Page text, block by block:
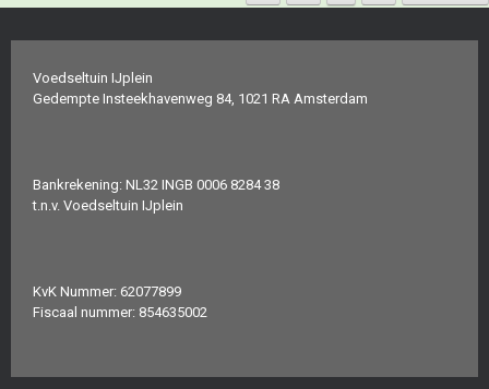
Voedseltuin IJplein
Gedempte Insteekhavenweg 84, 1021 RA Amsterdam
Bankrekening: NL32 INGB 0006 8284 38
t.n.v. Voedseltuin IJplein
KvK Nummer: 62077899
Fiscaal nummer: 854635002